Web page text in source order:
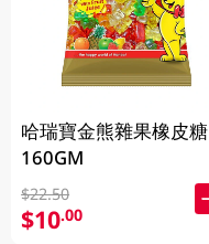
哈瑞寶金熊雜果橡皮糖
160GM
$22.50
$10.00